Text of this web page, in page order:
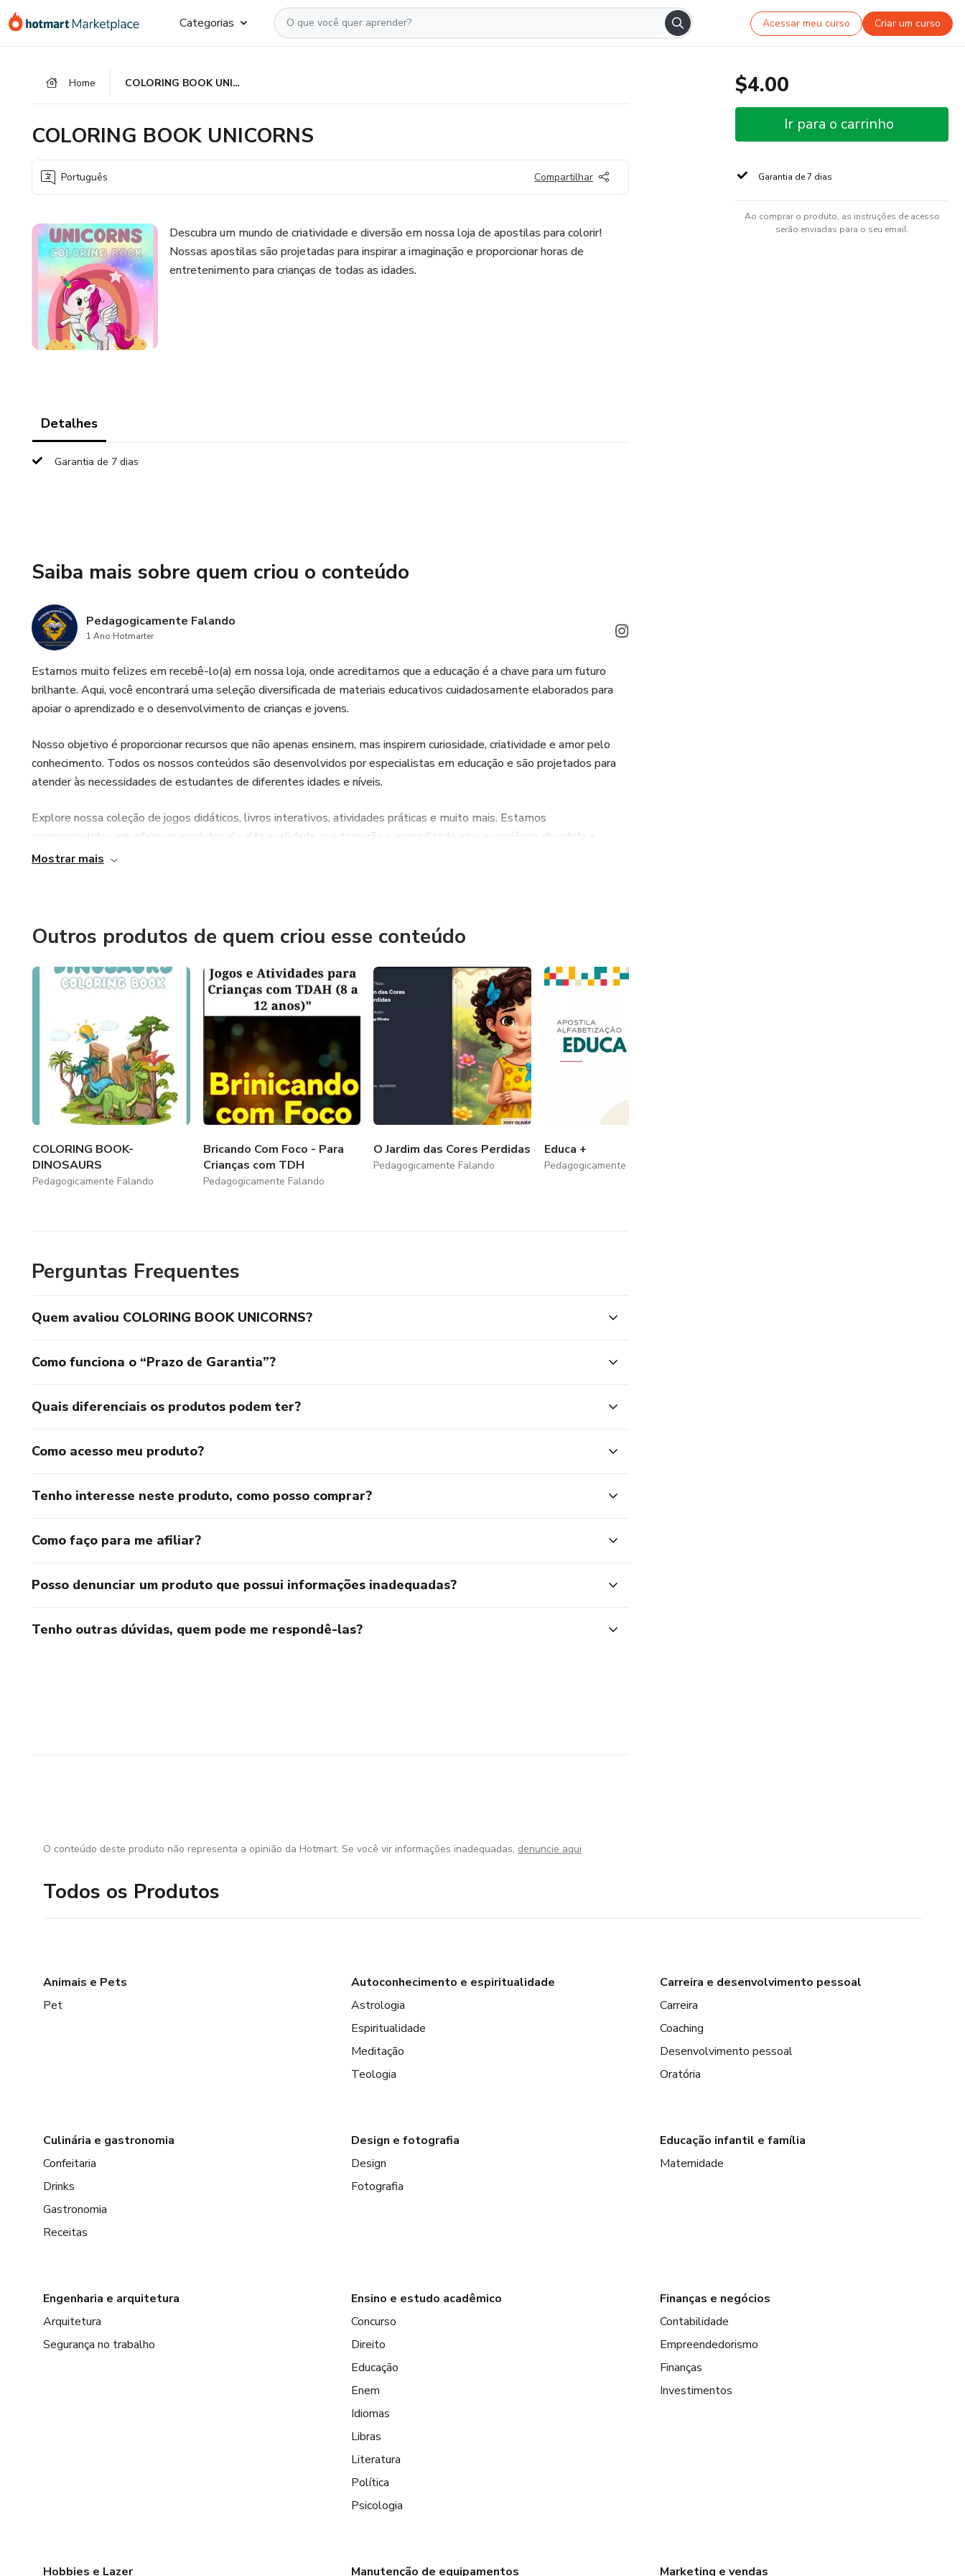
para
para
para
Categorias Acessar meu curso Criar um curso
Home COLORING BOOK UNICORNS
COLORING BOOK UNICORNS
Português Compartilhar
Descubra um mundo de criatividade e diversão em nossa loja de apostilas para colorir!
Nossas apostilas são projetadas para inspirar a imaginação e proporcionar horas de
entretenimento para crianças de todas as idades.
Detalhes
Garantia de 7 dias
Saiba mais sobre quem criou o conteúdo
Pedagogicamente Falando
1 Ano Hotmarter
Estamos muito felizes em recebê-lo(a) em nossa loja, onde acreditamos que a educação é a chave para um futuro
brilhante. Aqui, você encontrará uma seleção diversificada de materiais educativos cuidadosamente elaborados para
apoiar o aprendizado e o desenvolvimento de crianças e jovens.
Nosso objetivo é proporcionar recursos que não apenas ensinem, mas inspirem curiosidade, criatividade e amor pelo
conhecimento. Todos os nossos conteúdos são desenvolvidos por especialistas em educação e são projetados para
atender às necessidades de estudantes de diferentes idades e níveis.
Explore nossa coleção de jogos didáticos, livros interativos, atividades práticas e muito mais. Estamos
comprometidos em oferecer produtos de alta qualidade que tornarão o aprendizado uma experiência divertida e
significativa.
Mostrar mais
Outros produtos de quem criou esse conteúdo
COLORING BOOK-
DINOSAURS
Pedagogicamente Falando
Bricando Com Foco - Para
Crianças com TDH
Pedagogicamente Falando
O Jardim das Cores Perdidas
Pedagogicamente Falando
Educa +
Pedagogicamente Falando
Perguntas Frequentes
Quem avaliou COLORING BOOK UNICORNS?
Como funciona o “Prazo de Garantia”?
Quais diferenciais os produtos podem ter?
Como acesso meu produto?
Tenho interesse neste produto, como posso comprar?
Como faço para me afiliar?
Posso denunciar um produto que possui informações inadequadas?
Tenho outras dúvidas, quem pode me respondê-las?
$4.00
Ir para o carrinho
Garantia de 7 dias
Ao comprar o produto, as instruções de acesso
serão enviadas para o seu email.
O conteúdo deste produto não representa a opinião da Hotmart. Se você vir informações inadequadas, denuncie aqui
Todos os Produtos
Animais e Pets
Pet
Autoconhecimento e espiritualidade
Astrologia
Espiritualidade
Meditação
Teologia
Carreira e desenvolvimento pessoal
Carreira
Coaching
Desenvolvimento pessoal
Oratória
Culinária e gastronomia
Confeitaria
Drinks
Gastronomia
Receitas
Design e fotografia
Design
Fotografia
Educação infantil e família
Maternidade
Engenharia e arquitetura
Arquitetura
Segurança no trabalho
Ensino e estudo acadêmico
Concurso
Direito
Educação
Enem
Idiomas
Libras
Literatura
Política
Psicologia
Finanças e negócios
Contabilidade
Empreendedorismo
Finanças
Investimentos
Hobbies e Lazer Manutenção de equipamentos Marketing e vendas